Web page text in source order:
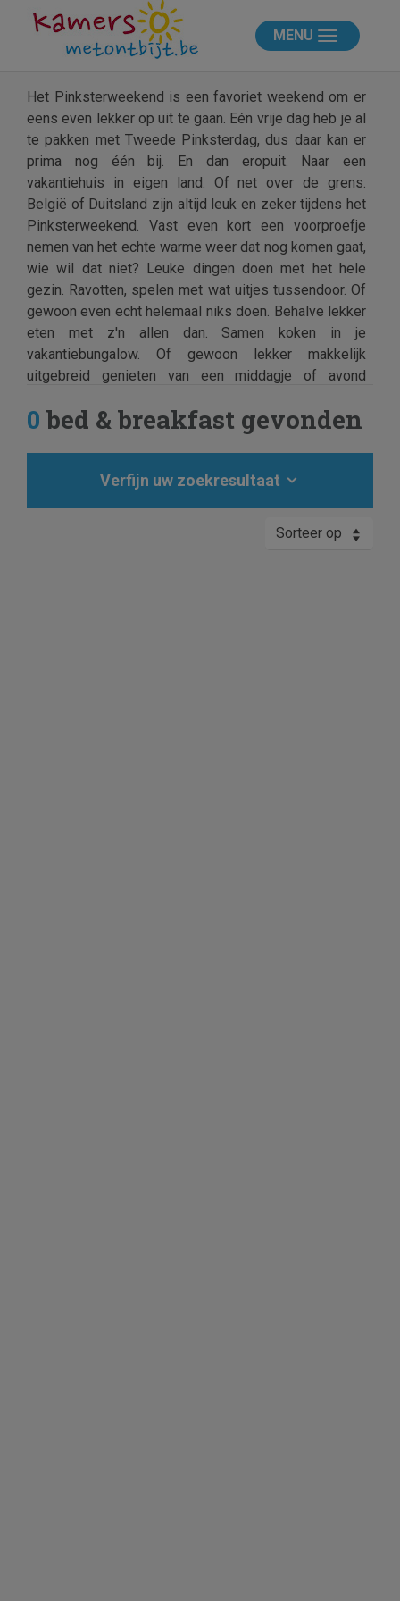
MENU
Het Pinksterweekend is een favoriet weekend om er
eens even lekker op uit te gaan. Eén vrije dag heb je al
te pakken met Tweede Pinksterdag, dus daar kan er
prima nog één bij. En dan eropuit. Naar een
vakantiehuis in eigen land. Of net over de grens.
België of Duitsland zijn altijd leuk en zeker tijdens het
Pinksterweekend. Vast even kort een voorproefje
nemen van het echte warme weer dat nog komen gaat,
wie wil dat niet? Leuke dingen doen met het hele
gezin. Ravotten, spelen met wat uitjes tussendoor. Of
gewoon even echt helemaal niks doen. Behalve lekker
eten met z'n allen dan. Samen koken in je
vakantiebungalow. Of gewoon lekker makkelijk
uitgebreid genieten van een middagje of avond
het Pinksterweekend leent zich uitstekend voor.
0 bed & breakfast gevonden
Verfijn uw zoekresultaat
Sorteer op